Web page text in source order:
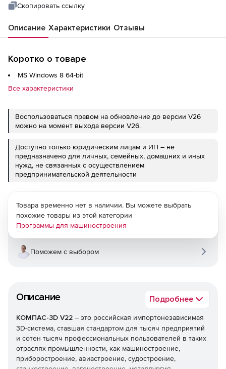
Скопировать ссылку
Описание Характеристики Отзывы
Коротко о товаре
MS Windows 8 64-bit
Все характеристики
Воспользоваться правом на обновление до версии V26
можно на момент выхода версии V26.
Доступно только юридическим лицам и ИП – не
предназначено для личных, семейных, домашних и иных
нужд, не связанных с осуществлением
предпринимательской деятельности
Описание Подробнее
КОМПАС-3D V22 – это российская импортонезависимая
3D-система, ставшая стандартом для тысяч предприятий
и сотен тысяч профессиональных пользователей в таких
отраслях промышленности, как машиностроение,
приборостроение, авиастроение, судостроение,
Товара временно нет в наличии. Вы можете выбрать
похожие товары из этой категории
Программы для машиностроения
Поможем с выбором